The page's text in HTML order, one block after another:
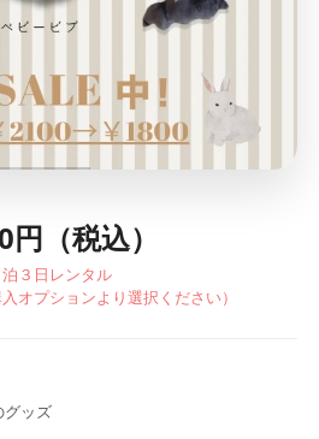
（税込）
泊３日レンタル
オプションより選択ください）
グッズ